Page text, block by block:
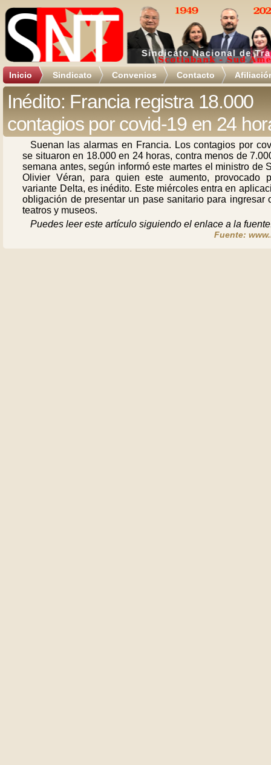
Inicio Sindicato Convenios Contacto
Inédito: Francia registra 18.000
contagios por covid-19 en 24
Suenan las alarmas en Francia. Los contagios por
se situaron en 18.000 en 24 horas, contra menos de
semana antes, según informó este martes el ministro de
Olivier Véran, para quien este aumento, provocado
variante Delta, es inédito. Este miércoles entra en
obligación de presentar un pase sanitario para ingresar
teatros y museos.
Puedes leer este artículo siguiendo el enlace a la
Fuente: